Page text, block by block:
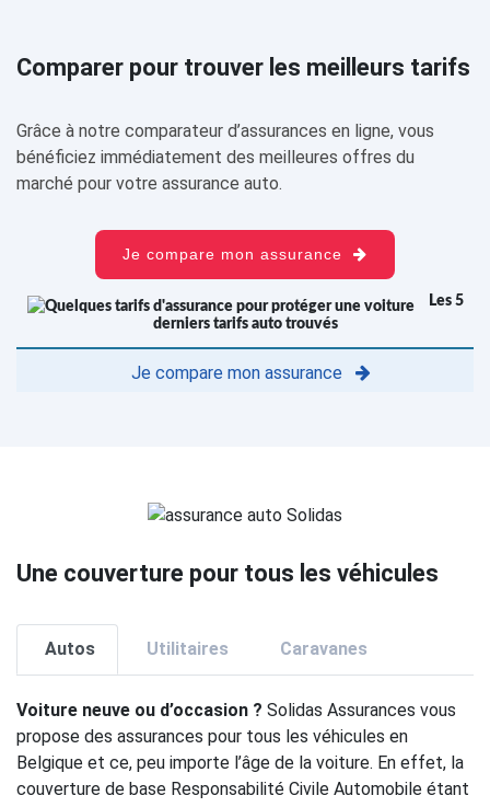
Comparer pour trouver les meilleurs tarifs
Grâce à notre comparateur d’assurances en ligne, vous
bénéficiez immédiatement des meilleures offres du
marché pour votre assurance auto.
Je compare mon assurance
Les 5
derniers tarifs auto trouvés
Je compare mon assurance
Une couverture pour tous les véhicules
Autos Utilitaires Caravanes
Voiture neuve ou d’occasion ? Solidas Assurances vous
propose des assurances pour tous les véhicules en
Belgique et ce, peu importe l’âge de la voiture. En effet, la
couverture de base Responsabilité Civile Automobile étant